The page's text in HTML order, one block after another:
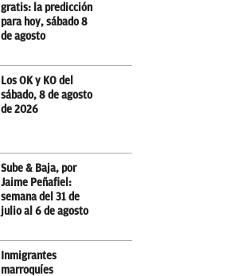
gratis: la predicción
para hoy, sábado 8
de agosto
Los OK y KO del
sábado, 8 de agosto
de 2026
Sube & Baja, por
Jaime Peñafiel:
semana del 31 de
julio al 6 de agosto
Inmigrantes
marroquíes